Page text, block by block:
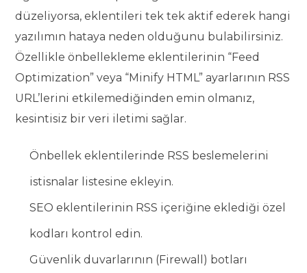
düzeliyorsa, eklentileri tek tek aktif ederek hangi
yazılımın hataya neden olduğunu bulabilirsiniz.
Özellikle önbellekleme eklentilerinin “Feed
Optimization” veya “Minify HTML” ayarlarının RSS
URL’lerini etkilemediğinden emin olmanız,
kesintisiz bir veri iletimi sağlar.
Önbellek eklentilerinde RSS beslemelerini
istisnalar listesine ekleyin.
SEO eklentilerinin RSS içeriğine eklediği özel
kodları kontrol edin.
Güvenlik duvarlarının (Firewall) botları